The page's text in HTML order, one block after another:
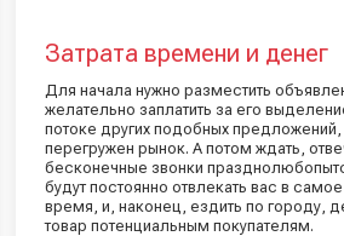
Затрата времени и денег
Для начала нужно разместить
желательно заплатить за его
потоке других подобных
перегружен рынок. А потом ждать,
бесконечные звонки
будут постоянно отвлекать вас в
время, и, наконец, ездить по городу,
товар потенциальным покупателям.